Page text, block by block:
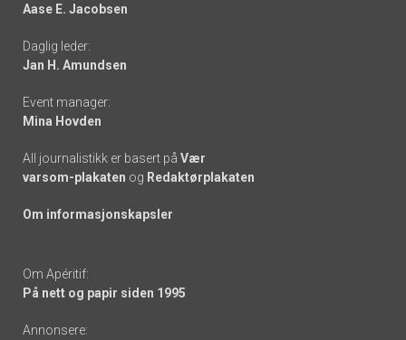
-
links
Aase E. Jacobsen
Daglig leder:
Jan H. Amundsen
Event manager:
Mina Hovden
All journalistikk er basert på Vær
varsom-plakaten og Redaktørplakaten
Om informasjonskapsler
Om Apéritif:
På nett og papir siden 1995
Annonsere: